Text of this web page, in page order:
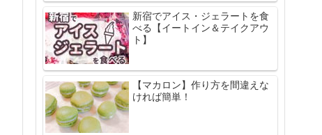
新宿でアイス・ジェラートを食
べる【イートイン＆テイクアウ
ト】
【マカロン】作り方を間違えな
ければ簡単！